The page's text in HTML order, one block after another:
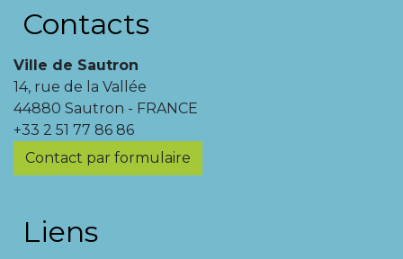
Contacts
Ville de Sautron
14, rue de la Vallée
44880 Sautron - FRANCE
+33 2 51 77 86 86
Contact par formulaire
Liens